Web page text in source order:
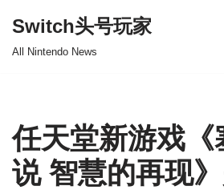
Switch头号玩家
All Nintendo News
任天堂新游戏《
说 智慧的再现